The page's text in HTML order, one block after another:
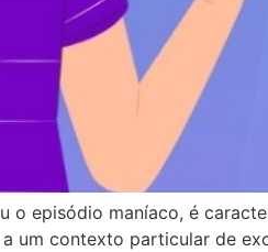
o episódio maníaco, é
um contexto particular de